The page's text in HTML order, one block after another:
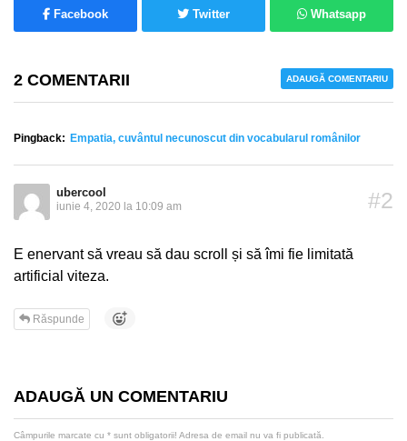
Facebook Twitter Whatsapp
2 COMENTARII ADAUGĂ COMENTARIU
Pingback: Empatia, cuvântul necunoscut din vocabularul românilor
#2
ubercool
iunie 4, 2020 la 10:09 am
E enervant să vreau să dau scroll și să îmi fie limitată
artificial viteza.
Răspunde
ADAUGĂ UN COMENTARIU
Câmpurile marcate cu * sunt obligatorii! Adresa de email nu va fi publicată.